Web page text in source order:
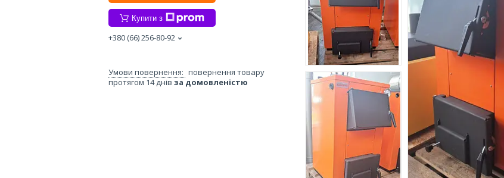
Купити з
+380 (66) 256-80-92
повернення товару
протягом 14 днів за домовленістю